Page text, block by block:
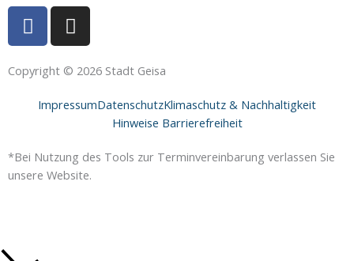
F
a
c
e
k
-
I
n
s
t
g
a
m
Copyright © 2026 Stadt Geisa
ImpressumDatenschutzKlimaschutz & Nachhaltigkeit
Hinweise Barrierefreiheit
*Bei Nutzung des Tools zur Terminvereinbarung verlassen Sie
unsere Website.